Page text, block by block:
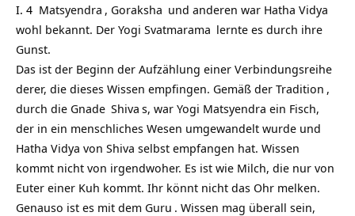
I. 4 Matsyendra , Goraksha und anderen war Hatha Vidya
wohl bekannt. Der Yogi Svatmarama lernte es durch ihre
Gunst.
Das ist der Beginn der Aufzählung einer Verbindungsreihe
derer, die dieses Wissen empfingen. Gemäß der Tradition ,
durch die Gnade Shiva s, war Yogi Matsyendra ein Fisch,
der in ein menschliches Wesen umgewandelt wurde und
Hatha Vidya von Shiva selbst empfangen hat. Wissen
kommt nicht von irgendwoher. Es ist wie Milch, die nur von
Euter einer Kuh kommt. Ihr könnt nicht das Ohr melken.
Genauso ist es mit dem Guru . Wissen mag überall sein,